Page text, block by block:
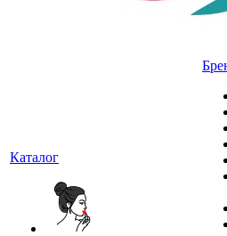
Каталог